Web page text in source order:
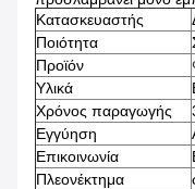
Κατασκευαστής
Ποιότητα
Προϊόν
Υλικά
Χρόνος παραγωγής
Εγγύηση
Επικοινωνία
Πλεονέκτημα